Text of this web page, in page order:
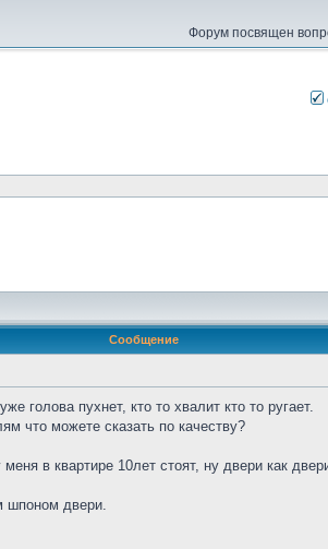
Форум посвящен
Сообщение
голова пухнет, кто то хвалит кто то ругает.
что можете сказать по качеству?
в квартире 10лет стоят, ну двери как
шпоном двери.